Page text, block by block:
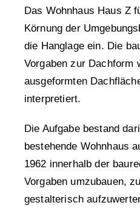
Das Wohnhaus Haus Z
Körnung der
die Hanglage ein. Die
Vorgaben zur Dachform
ausgeformten
interpretiert.
Die Aufgabe bestand
bestehende Wohnhaus
1962 innerhalb der
Vorgaben umzubauen,
gestalterisch